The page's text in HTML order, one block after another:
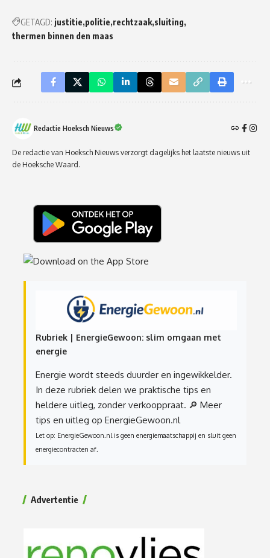
GETAGD: justitie politie rechtzaak sluiting
thermen binnen den maas
Redactie Hoeksch Nieuws
De redactie van Hoeksch Nieuws verzorgt dagelijks het laatste nieuws uit
de Hoeksche Waard.
Rubriek | EnergieGewoon: slim omgaan met
energie
Energie wordt steeds duurder en ingewikkelder.
In deze rubriek delen we praktische tips en
heldere uitleg, zonder verkooppraat. 🔎 Meer
tips en uitleg op EnergieGewoon.nl
Let op: EnergieGewoon.nl is geen energiemaatschappij en sluit geen
energiecontracten af.
Advertentie